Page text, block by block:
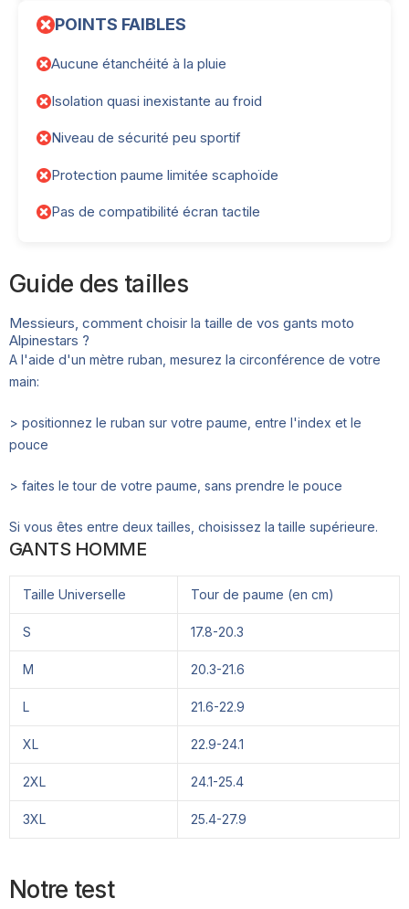
POINTS FAIBLES
Aucune étanchéité à la pluie
Isolation quasi inexistante au froid
Niveau de sécurité peu sportif
Protection paume limitée scaphoïde
Pas de compatibilité écran tactile
Guide des tailles
Messieurs, comment choisir la taille de vos gants moto
Alpinestars ?
A l'aide d'un mètre ruban, mesurez la circonférence de votre
main:
> positionnez le ruban sur votre paume, entre l'index et le
pouce
> faites le tour de votre paume, sans prendre le pouce
Si vous êtes entre deux tailles, choisissez la taille supérieure.
GANTS HOMME
Taille Universelle Tour de paume (en cm)
S 17.8-20.3
M 20.3-21.6
L 21.6-22.9
XL 22.9-24.1
2XL 24.1-25.4
3XL 25.4-27.9
Notre test